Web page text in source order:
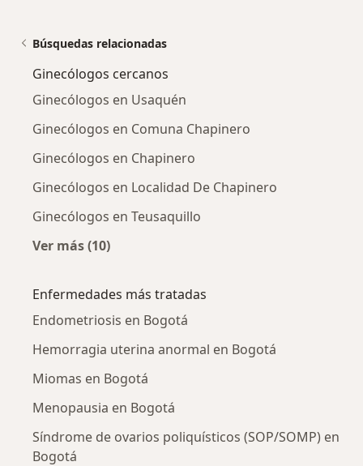
Búsquedas relacionadas
Ginecólogos cercanos
Ginecólogos en Usaquén
Ginecólogos en Comuna Chapinero
Ginecólogos en Chapinero
Ginecólogos en Localidad De Chapinero
Ginecólogos en Teusaquillo
Ver más (10)
Enfermedades más tratadas
Endometriosis en Bogotá
Hemorragia uterina anormal en Bogotá
Miomas en Bogotá
Menopausia en Bogotá
Síndrome de ovarios poliquísticos (SOP/SOMP) en
Bogotá